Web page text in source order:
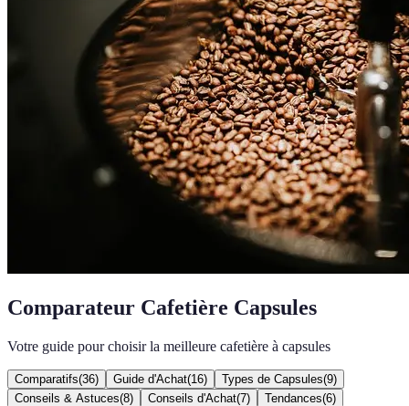
Comparateur Cafetière Capsules
Votre guide pour choisir la meilleure cafetière à capsules
Comparatifs(36) Guide d'Achat(16) Types de Capsules(9)
Conseils & Astuces(8) Conseils d'Achat(7) Tendances(6)